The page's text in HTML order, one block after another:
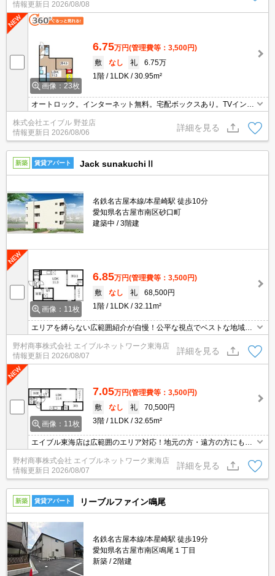
情報更新日 2026/08/08
画像：23枚
6.75万円(管理費等：3,500円)
敷
なし 礼
6.75万
1階
1LDK 30.95m²
オートロック。インターネット無料。宅配ボックスあり。TVインタ
機能付きバス。浴室換気乾燥式。システムキッチン。2口ガスコン
ロ付。
株式会社エイブル 野並店
情報更新日 2026/08/06
詳細を見る
新築 賃貸アパート Jack sunakuchiⅡ
名鉄名古屋本線/本星崎駅 徒歩10分
愛知県名古屋市南区砂口町
建築中
3階建
画像：11枚
6.85万円(管理費等：3,500円)
敷
なし 礼
68,500円
1階
1LDK 32.11m²
エリアを縛らない広範囲紹介が自慢！公平な視点でベストな地域を
野村商事株式会社 エイブルネットワーク東海店
情報更新日 2026/08/07
詳細を見る
画像：11枚
7.05万円(管理費等：3,500円)
敷
なし 礼
70,500円
3階
1LDK 32.65m²
エイブル東海店は広範囲のエリア対応！地元の方・遠方の方にも公
野村商事株式会社 エイブルネットワーク東海店
情報更新日 2026/08/07
詳細を見る
新築 賃貸アパート リーブルファイン鳴尾
名鉄名古屋本線/本星崎駅 徒歩19分
愛知県名古屋市南区鳴尾１丁目
新築
2階建